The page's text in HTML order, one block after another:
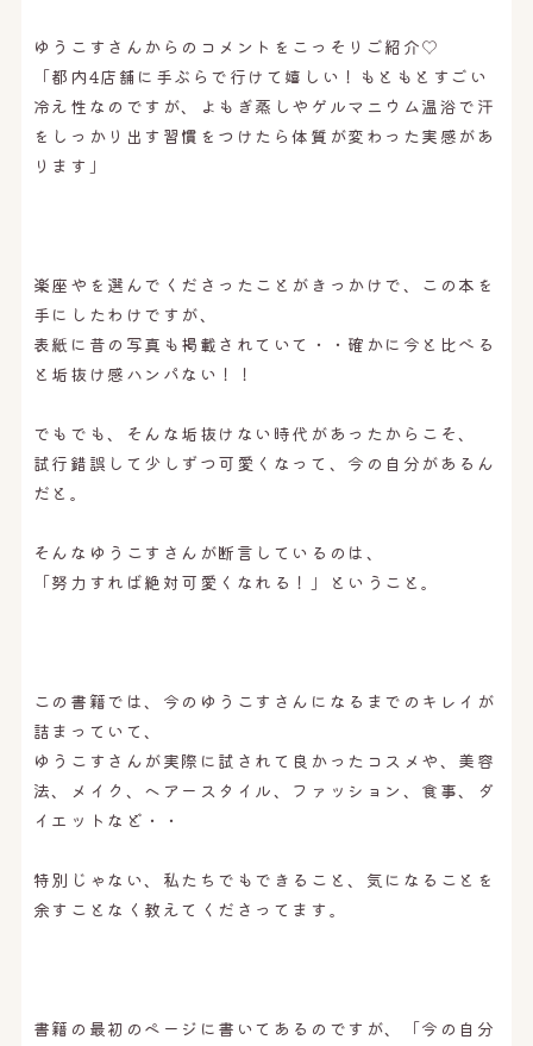
ゆうこすさんからのコメントをこっそりご紹介♡
「都内4店舗に手ぶらで行けて嬉しい！もともとすごい
冷え性なのですが、よもぎ蒸しやゲルマニウム温浴で汗
をしっかり出す習慣をつけたら体質が変わった実感があ
ります」
楽座やを選んでくださったことがきっかけで、この本を
手にしたわけですが、
表紙に昔の写真も掲載されていて・・確かに今と比べる
と垢抜け感ハンパない！！
でもでも、そんな垢抜けない時代があったからこそ、
試行錯誤して少しずつ可愛くなって、今の自分があるん
だと。
そんなゆうこすさんが断言しているのは、
「努力すれば絶対可愛くなれる！」ということ。
この書籍では、今のゆうこすさんになるまでのキレイが
詰まっていて、
ゆうこすさんが実際に試されて良かったコスメや、美容
法、メイク、ヘアースタイル、ファッション、食事、ダ
イエットなど・・
特別じゃない、私たちでもできること、気になることを
余すことなく教えてくださってます。
書籍の最初のページに書いてあるのですが、「今の自分